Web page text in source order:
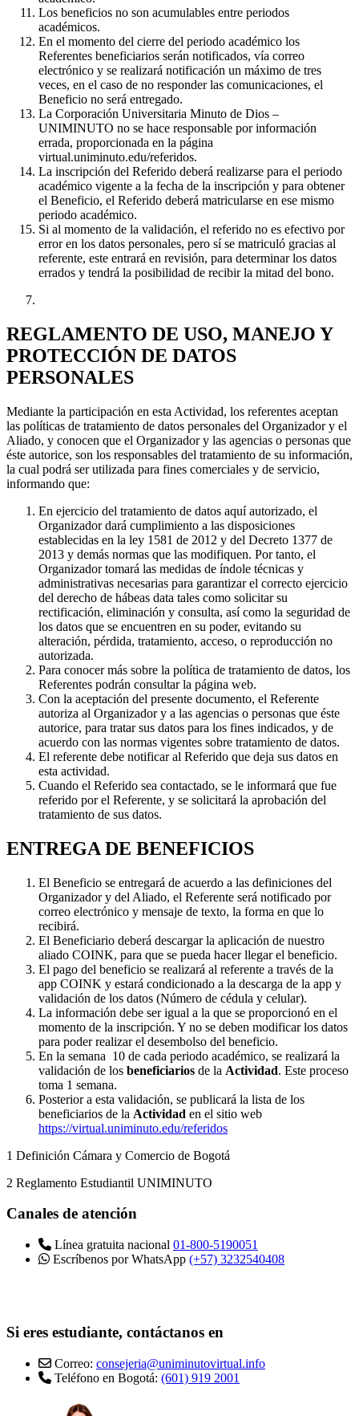
Los beneficios no son acumulables entre periodos
académicos.
En el momento del cierre del periodo académico los
Referentes beneficiarios serán notificados, vía correo
electrónico y se realizará notificación un máximo de tres
veces, en el caso de no responder las comunicaciones, el
Beneficio no será entregado.
La Corporación Universitaria Minuto de Dios –
UNIMINUTO no se hace responsable por información
errada, proporcionada en la página
virtual.uniminuto.edu/referidos.
La inscripción del Referido deberá realizarse para el periodo
académico vigente a la fecha de la inscripción y para obtener
el Beneficio, el Referido deberá matricularse en ese mismo
periodo académico.
Si al momento de la validación, el referido no es efectivo por
error en los datos personales, pero sí se matriculó gracias al
referente, este entrará en revisión, para determinar los datos
errados y tendrá la posibilidad de recibir la mitad del bono.
REGLAMENTO DE USO, MANEJO Y
PROTECCIÓN DE DATOS
PERSONALES
Mediante la participación en esta Actividad, los referentes aceptan
las políticas de tratamiento de datos personales del Organizador y el
Aliado, y conocen que el Organizador y las agencias o personas que
éste autorice, son los responsables del tratamiento de su información,
la cual podrá ser utilizada para fines comerciales y de servicio,
informando que:
En ejercicio del tratamiento de datos aquí autorizado, el
Organizador dará cumplimiento a las disposiciones
establecidas en la ley 1581 de 2012 y del Decreto 1377 de
2013 y demás normas que las modifiquen. Por tanto, el
Organizador tomará las medidas de índole técnicas y
administrativas necesarias para garantizar el correcto ejercicio
del derecho de hábeas data tales como solicitar su
rectificación, eliminación y consulta, así como la seguridad de
los datos que se encuentren en su poder, evitando su
alteración, pérdida, tratamiento, acceso, o reproducción no
autorizada.
Para conocer más sobre la política de tratamiento de datos, los
Referentes podrán consultar la página web.
Con la aceptación del presente documento, el Referente
autoriza al Organizador y a las agencias o personas que éste
autorice, para tratar sus datos para los fines indicados, y de
acuerdo con las normas vigentes sobre tratamiento de datos.
El referente debe notificar al Referido que deja sus datos en
esta actividad.
Cuando el Referido sea contactado, se le informará que fue
referido por el Referente, y se solicitará la aprobación del
tratamiento de sus datos.
ENTREGA DE BENEFICIOS
El Beneficio se entregará de acuerdo a las definiciones del
Organizador y del Aliado, el Referente será notificado por
correo electrónico y mensaje de texto, la forma en que lo
recibirá.
El Beneficiario deberá descargar la aplicación de nuestro
aliado COINK, para que se pueda hacer llegar el beneficio.
El pago del beneficio se realizará al referente a través de la
app COINK y estará condicionado a la descarga de la app y
validación de los datos (Número de cédula y celular).
La información debe ser igual a la que se proporcionó en el
momento de la inscripción. Y no se deben modificar los datos
para poder realizar el desembolso del beneficio.
En la semana 10 de cada periodo académico, se realizará la
validación de los beneficiarios de la Actividad. Este proceso
toma 1 semana.
Posterior a esta validación, se publicará la lista de los
beneficiarios de la Actividad en el sitio web
https://virtual.uniminuto.edu/referidos
1 Definición Cámara y Comercio de Bogotá
2 Reglamento Estudiantil UNIMINUTO
Canales de atención
Línea gratuita nacional 01-800-5190051
Escríbenos por WhatsApp (+57) 3232540408
Si eres estudiante, contáctanos en
Correo: consejeria@uniminutovirtual.info
Teléfono en Bogotá: (601) 919 2001